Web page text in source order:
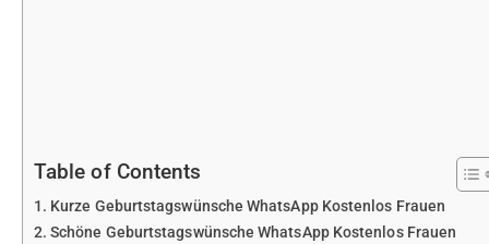
Table of Contents
Kurze Geburtstagswünsche WhatsApp Kostenlos Frauen
Schöne Geburtstagswünsche WhatsApp Kostenlos Frauen